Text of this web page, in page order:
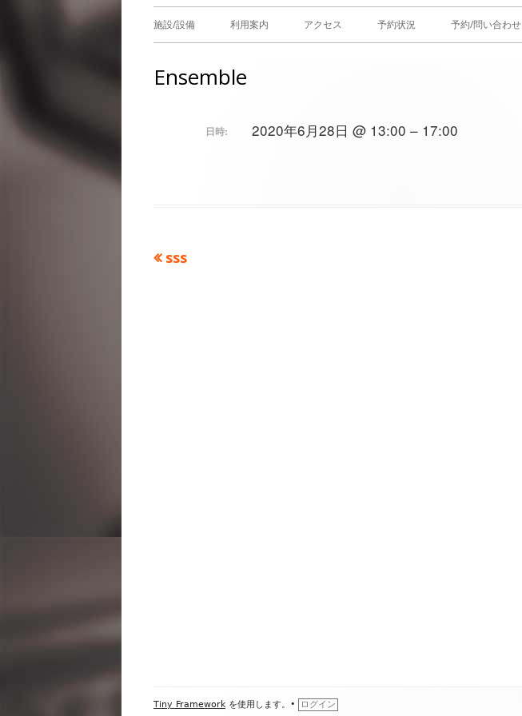
メ
ン
施設/設備 利用案内 アクセス 予約状況 予約/問い合わせ
Ensemble
日時: 2020年6月28日 @ 13:00 – 17:00
投前
sss
フ
Tiny Framework を使用します。 • ログイン